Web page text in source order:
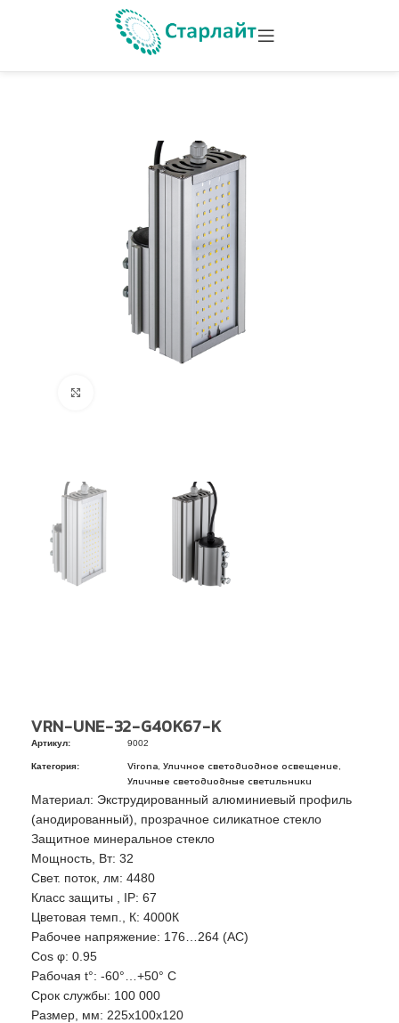
VRN-UNE-32-G40K67-K
Артикул: 9002
Категория: Virona Уличное светодиодное освещение
Уличные светодиодные светильники
Материал: Экструдированный алюминиевый профиль
(анодированный), прозрачное силикатное стекло
Защитное минеральное стекло
Мощность, Вт: 32
Свет. поток, лм: 4480
Класс защиты , IP: 67
Цветовая темп., К: 4000К
Рабочее напряжение: 176…264 (AС)
Сos φ: 0.95
Рабочая t°: -60°…+50° С
Срок службы: 100 000
Размер, мм: 225х100х120